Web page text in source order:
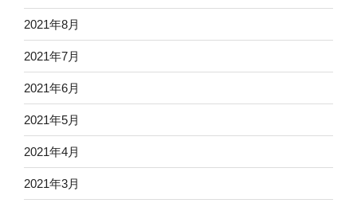
2021年8月
2021年7月
2021年6月
2021年5月
2021年4月
2021年3月